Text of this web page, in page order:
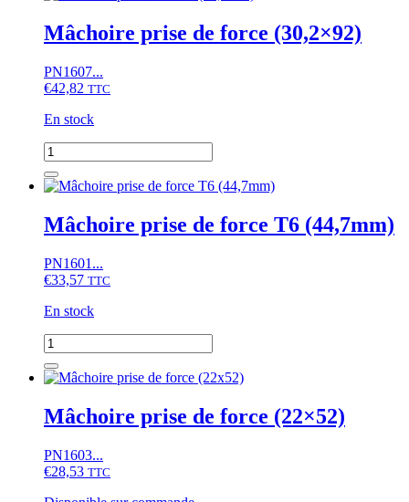
de
force
(53,6mm)
Mâchoire prise de force (30,2×92)
PN1607...
€42,82 TTC
En stock
quantité
de
Mâchoire
de
force
Mâchoire prise de force T6 (44,7mm)
PN1601...
€33,57 TTC
En stock
quantité
de
Mâchoire
de
force
(44,7mm)
Mâchoire prise de force (22×52)
PN1603...
€28,53 TTC